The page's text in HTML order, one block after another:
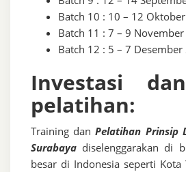
Batch 10 : 10 – 12
Batch 11 : 7 – 9
Batch 12 : 5 – 7
Investasi
pelatihan:
Training danPelatihan Prinsip
Surabaya diselenggarakan di
besar di Indonesia seperti Kota